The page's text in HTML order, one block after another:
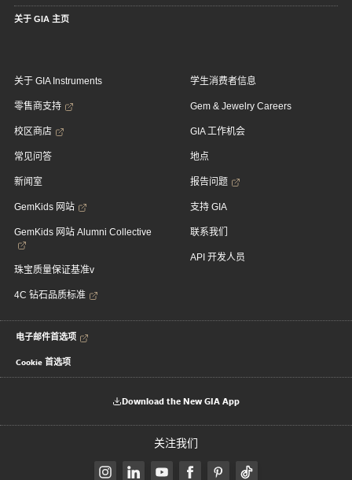
关于 GIA 主页
关于 GIA Instruments
零售商支持
校区商店
常见问答
新闻室
GemKids 网站
GemKids 网站 Alumni Collective
珠宝质量保证基准v
4C 钻石品质标准
学生消费者信息
Gem & Jewelry Careers
GIA 工作机会
地点
报告问题
支持 GIA
联系我们
API 开发人员
电子邮件首选项
Cookie 首选项
Download the New GIA App
关注我们